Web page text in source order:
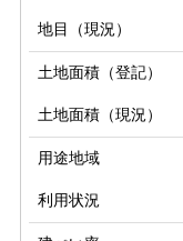
地目（現況）
土地面積（登記）
土地面積（現況）
用途地域
利用状況